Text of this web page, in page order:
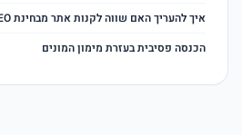
איך להעריך האם שווה לקנות אתר מבחינת SEO ?
הכנסה פסיבית בעזרת מימון המונים